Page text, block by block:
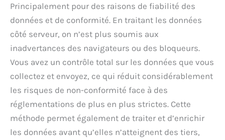
Principalement pour des raisons de fiabilité des
données et de conformité. En traitant les données
côté serveur, on n’est plus soumis aux
inadvertances des navigateurs ou des bloqueurs.
Vous avez un contrôle total sur les données que vous
collectez et envoyez, ce qui réduit considérablement
les risques de non-conformité face à des
réglementations de plus en plus strictes. Cette
méthode permet également de traiter et d’enrichir
les données avant qu’elles n’atteignent des tiers,